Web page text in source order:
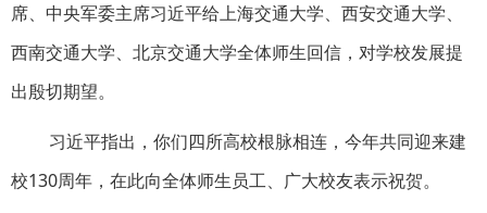
席、中央军委主席习近平给上海交通大学、西安交通大学、
西南交通大学、北京交通大学全体师生回信，对学校发展提
出殷切期望。
习近平指出，你们四所高校根脉相连，今年共同迎来建
校130周年，在此向全体师生员工、广大校友表示祝贺。